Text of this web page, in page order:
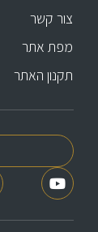
צור קשר
מפת אתר
תקנון האתר